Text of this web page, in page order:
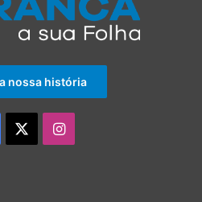
nossa história
Instagram